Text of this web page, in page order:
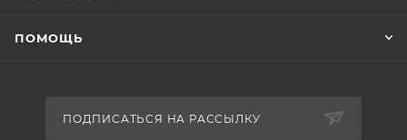
ПОМОЩЬ
ПОДПИСАТЬСЯ НА РАССЫЛКУ